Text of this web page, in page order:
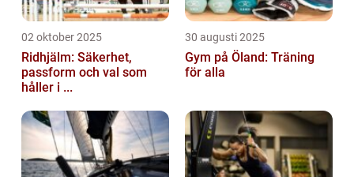
02 oktober 2025
Ridhjälm: Säkerhet,
passform och val som
håller i ...
30 augusti 2025
Gym på Öland: Träning
för alla